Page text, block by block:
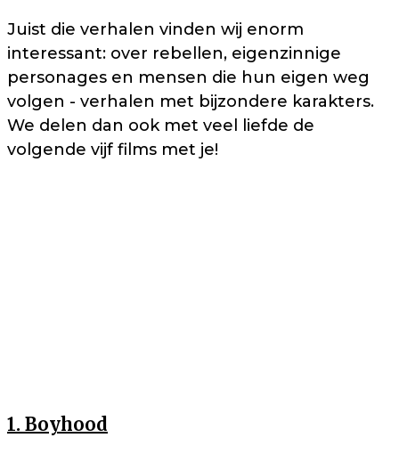
Juist die verhalen vinden wij enorm
interessant: over rebellen, eigenzinnige
personages en mensen die hun eigen weg
volgen - verhalen met bijzondere karakters.
We delen dan ook met veel liefde de
volgende vijf films met je!
1. Boyhood